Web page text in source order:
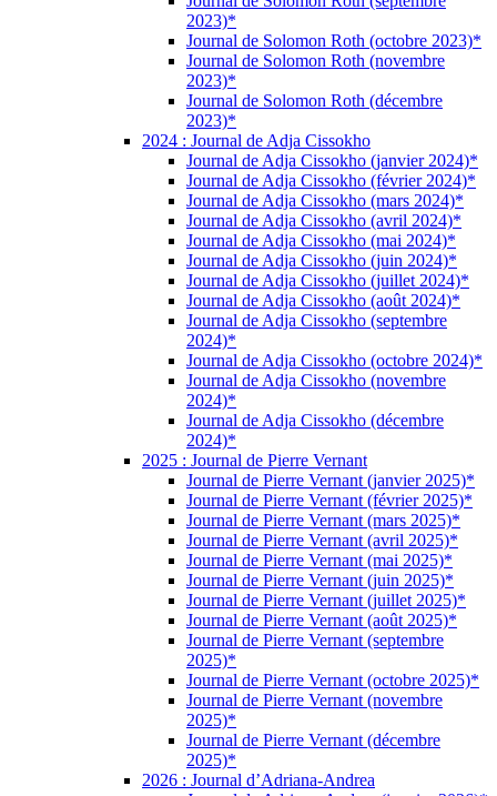
2023)*
Journal de Solomon Roth (octobre 2023)*
Journal de Solomon Roth (novembre
2023)*
Journal de Solomon Roth (décembre
2023)*
2024 : Journal de Adja Cissokho
Journal de Adja Cissokho (janvier 2024)*
Journal de Adja Cissokho (février 2024)*
Journal de Adja Cissokho (mars 2024)*
Journal de Adja Cissokho (avril 2024)*
Journal de Adja Cissokho (mai 2024)*
Journal de Adja Cissokho (juin 2024)*
Journal de Adja Cissokho (juillet 2024)*
Journal de Adja Cissokho (août 2024)*
Journal de Adja Cissokho (septembre
2024)*
Journal de Adja Cissokho (octobre 2024)*
Journal de Adja Cissokho (novembre
2024)*
Journal de Adja Cissokho (décembre
2024)*
2025 : Journal de Pierre Vernant
Journal de Pierre Vernant (janvier 2025)*
Journal de Pierre Vernant (février 2025)*
Journal de Pierre Vernant (mars 2025)*
Journal de Pierre Vernant (avril 2025)*
Journal de Pierre Vernant (mai 2025)*
Journal de Pierre Vernant (juin 2025)*
Journal de Pierre Vernant (juillet 2025)*
Journal de Pierre Vernant (août 2025)*
Journal de Pierre Vernant (septembre
2025)*
Journal de Pierre Vernant (octobre 2025)*
Journal de Pierre Vernant (novembre
2025)*
Journal de Pierre Vernant (décembre
2025)*
2026 : Journal d’Adriana-Andrea